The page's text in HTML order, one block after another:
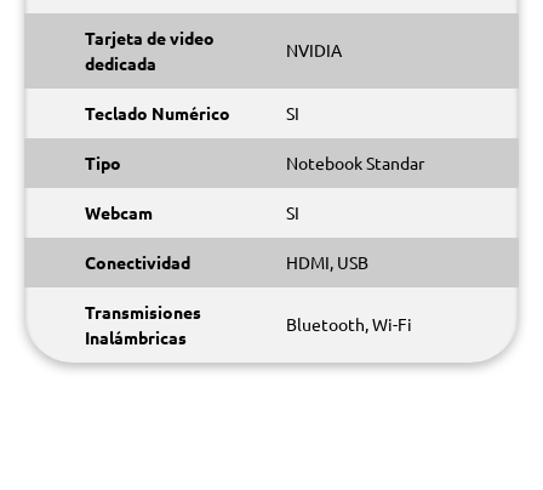
Tarjeta de video
dedicada
NVIDIA
Teclado Numérico SI
Tipo Notebook Standar
Webcam SI
Conectividad HDMI, USB
Transmisiones
Inalámbricas
Bluetooth, Wi-Fi